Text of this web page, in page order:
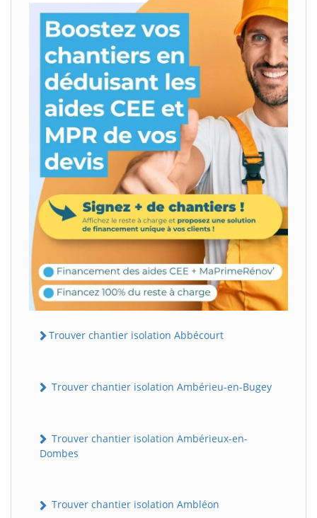
Trouver chantier isolation Abbécourt
Trouver chantier isolation Ambérieu-en-Bugey
Trouver chantier isolation Ambérieux-en-
Dombes
Trouver chantier isolation Ambléon